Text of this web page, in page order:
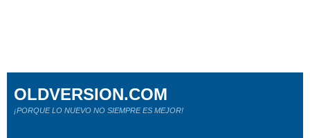
OLDVERSION.COM
¡PORQUE LO NUEVO NO SIEMPRE ES MEJOR!